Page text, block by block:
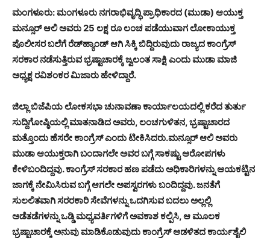
ಮಂಗಳೂರು: ಮಂಗಳೂರು ನಗರಾಭಿವೃದ್ಧಿ ಪ್ರಾಧಿಕಾರದ (ಮುಡಾ) ಆಯುಕ್ತ
ಮನ್ಸೂರ್ ಆಲಿ ಅವರು 25 ಲಕ್ಷ ರೂ ಲಂಚ ಪಡೆಯುವಾಗ ಲೋಕಾಯುಕ್ತ
ಪೊಲೀಸರ ಬಲೆಗೆ ರೆಡ್‌ಹ್ಯಾಂಡ್ ಆಗಿ ಸಿಕ್ಕಿ ಬಿದ್ದಿರುವುದು ರಾಜ್ಯದ ಕಾಂಗ್ರೆಸ್
ಸರಕಾರ ನಡೆಸುತ್ತಿರುವ ಭ್ರಷ್ಟಾಚಾರಕ್ಕೆ ಜ್ವಲಂತ ಸಾಕ್ಷಿ ಎಂದು ಮುಡಾ ಮಾಜಿ
ಅಧ್ಯಕ್ಷ ರವಿಶಂಕರ ಮಿಜಾರು ಹೇಳಿದ್ದಾರೆ.
ಜಿಲ್ಲಾ ಬಿಜೆಪಿಯ ಲೋಕಸಭಾ ಚುನಾವಣಾ ಕಾರ್ಯಾಲಯದಲ್ಲಿ ಕರೆದ ತುರ್ತು
ಸುದ್ದಿಗೋಷ್ಠಿಯಲ್ಲಿ ಮಾತನಾಡಿದ ಅವರು, ಲಂಚಗುಳಿತನ, ಭ್ರಷ್ಟಾಚಾರದ
ಮತ್ತೊಂದು ಹೆಸರೇ ಕಾಂಗ್ರೆಸ್ ಎಂದು ಟೀಕಿಸಿದರು.ಮನ್ಸೂರ್ ಆಲಿ ಅವರು
ಮುಡಾ ಆಯುಕ್ತರಾಗಿ ಬಂದಾಗಲೇ ಅವರ ಬಗ್ಗೆ ಸಾಕಷ್ಟು ಆರೋಪಗಳು
ಕೇಳಿಬಂದಿದ್ದವು. ಕಾಂಗ್ರೆಸ್ ಸರಕಾರ ಹಣ ಪಡೆದು ಅಧಿಕಾರಿಗಳನ್ನು ಆಯಕಟ್ಟಿನ
ಜಾಗಕ್ಕೆ ನೇಮಿಸಿರುವ ಬಗ್ಗೆ ಆಗಲೇ ಅಪಸ್ವರಗಳು ಬಂದಿದ್ದವು. ಜನತೆಗೆ
ಸುಲಲಿತವಾಗಿ ಸರರಕಾರಿ ಸೇವೆಗಳನ್ನು ಒದಗಿಸುವ ಬದಲು ಅಲ್ಲಲ್ಲಿ
ಅಡೆತಡೆಗಳನ್ನು ಒಡ್ಡಿ ಮಧ್ಯವರ್ತಿಗಳಿಗೆ ಅವಕಾಶ ಕಲ್ಪಿಸಿ, ಆ ಮೂಲಕ
ಭ್ರಷ್ಟಾಚಾರಕ್ಕೆ ಅನುವು ಮಾಡಿಕೊಡುವುದು ಕಾಂಗ್ರೆಸ್ ಆಡಳಿತದ ಕಾರ್ಯಶೈಲಿ